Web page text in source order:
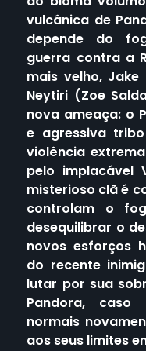
vulcânica de
depende do
guerra contra a
mais velho,
Neytiri (Zoe
nova ameaça: o
e agressiva
violência
pelo implacável
misterioso clã é
controlam o
desequilibrar o
novos esforços
do recente
lutar por sua
Pandora,
normais
aos seus limites